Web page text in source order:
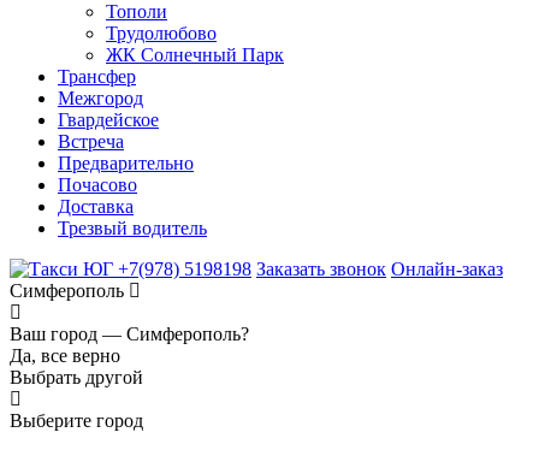
Тополи
Трудолюбово
ЖК Солнечный Парк
Трансфер
Межгород
Гвардейское
Встреча
Предварительно
Почасово
Доставка
Трезвый водитель
+7(978) 5198198 Заказать звонок Онлайн-заказ
Симферополь
Ваш город — Симферополь?
Да, все верно
Выбрать другой
Выберите город